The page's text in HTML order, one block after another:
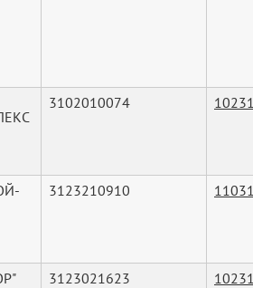
3102010074
3123210910
3123021623